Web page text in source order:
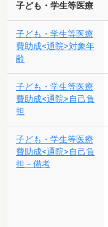
子ども・学生等医療
子ども・学生等医療
費助成<通院>対象年
齢
子ども・学生等医療
費助成<通院>自己負
担
子ども・学生等医療
費助成<通院>自己負
担－備考